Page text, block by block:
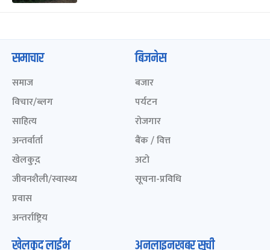
समाचार
समाज
विचार/ब्लग
साहित्य
अन्तर्वार्ता
खेलकुद़़
जीवनशैली/स्वास्थ्य
प्रवास
अन्तर्राष्ट्रिय
बिजनेस
बजार
पर्यटन
रोजगार
बैंक / वित्त
अटो
सूचना-प्रविधि
खेलकुद लाईभ अनलाइनखबर सूची